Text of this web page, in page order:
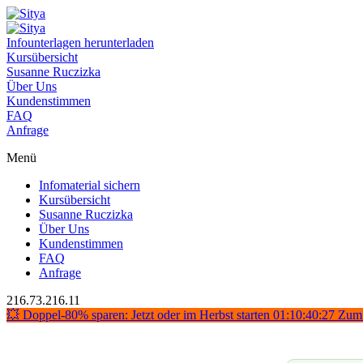
Infounterlagen herunterladen
Kursübersicht
Susanne Ruczizka
Über Uns
Kundenstimmen
FAQ
Anfrage
Menü
Infomaterial sichern
Kursübersicht
Susanne Ruczizka
Über Uns
Kundenstimmen
FAQ
Anfrage
216.73.216.11
💥 Doppel-80% sparen: Jetzt oder im Herbst starten 01:10:40:26